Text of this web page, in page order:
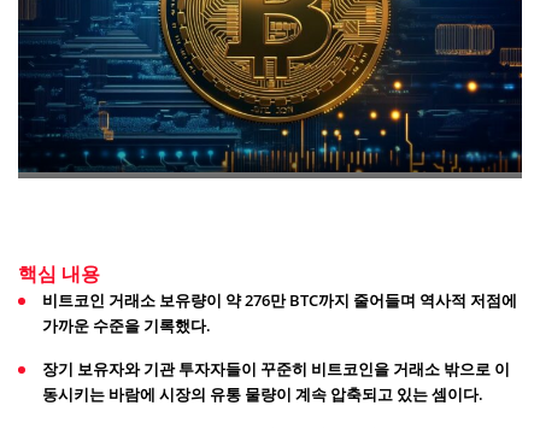
핵심 내용
비트코인 거래소 보유량이 약 276만 BTC까지 줄어들며 역사적 저점에
가까운 수준을 기록했다.
장기 보유자와 기관 투자자들이 꾸준히 비트코인을 거래소 밖으로 이
동시키는 바람에 시장의 유통 물량이 계속 압축되고 있는 셈이다.